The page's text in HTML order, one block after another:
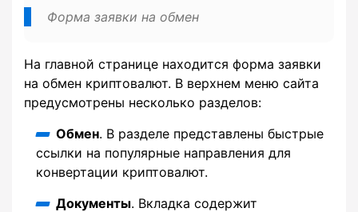
Форма заявки на обмен
На главной странице находится форма заявки
на обмен криптовалют. В верхнем меню сайта
предусмотрены несколько разделов:
Обмен. В разделе представлены быстрые
ссылки на популярные направления для
конвертации криптовалют.
Документы. Вкладка содержит